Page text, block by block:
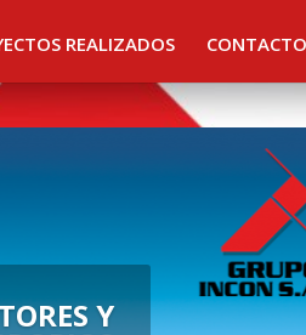
REALIZADOS CONTACTO
Y